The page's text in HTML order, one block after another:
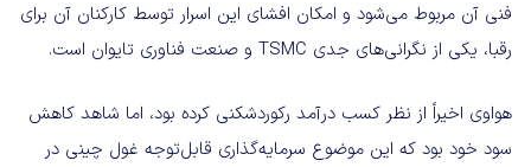
فنی آن مربوط می‌شود و امکان افشای این اسرار توسط کارکنان آن برای
رقبا، یکی از نگرانی‌های جدی TSMC و صنعت فناوری تایوان است.
هواوی اخیراً از نظر کسب درآمد رکوردشکنی کرده بود، اما شاهد کاهش
سود خود بود که این موضوع سرمایه‌گذاری قابل‌توجه غول چینی در